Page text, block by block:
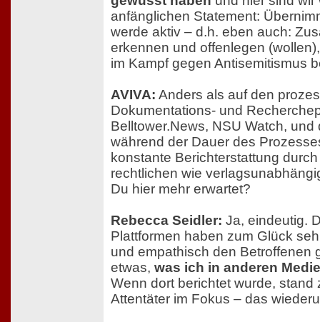
anfänglichen Statement:
werde aktiv – d.h. eben auch:
erkennen und offenlegen
im Kampf gegen Antisemitismus
AVIVA: Anders als auf den
Dokumentations- und
Belltower.News, NSU Watch,
während der Dauer des
konstante Berichterstattung
rechtlichen wie
Du hier mehr erwartet?
Rebecca Seidler: Ja, eindeutig.
Plattformen haben zum Glück
und empathisch den Betroffenen
etwas, was ich in anderen
Wenn dort berichtet wurde, stand
Attentäter im Fokus – das